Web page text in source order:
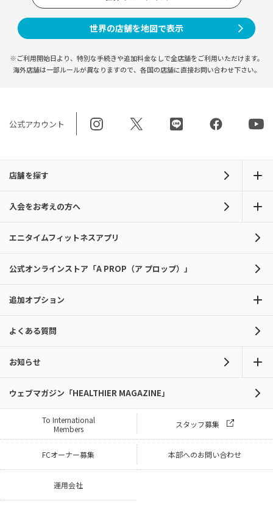
世界の店舗を地図で表示
※ご利用開始日より、特別な手続きや追加料金なしで全店舗をご利用いただけます。
海外店舗は一部ルールが異なりますので、 各国の店舗に直接お問い合わせ下さい。
公式アカウント
店舗を探す
入会をお考えの方へ
エニタイムフィットネスアプリ
公式オンラインストア「A PROP（ア プロップ）」
追加オプション
よくある質問
お知らせ
ウェブマガジン「HEALTHIER MAGAZINE」
To International
Members
スタッフ募集
FCオーナー募集 本部へのお問い合わせ
運用会社